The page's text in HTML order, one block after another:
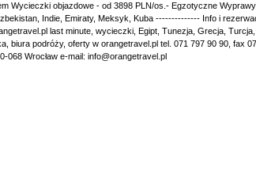
Wycieczki objazdowe - od 3898 PLN/os.- Egzotyczne
Indie, Emiraty, Meksyk, Kuba -------------- Info i
last minute, wycieczki, Egipt, Tunezja, Grecja, Turcja,
biura podróży, oferty w orangetravel.pl tel. 071 797 90 90, fax
068 Wrocław e-mail: info@orangetravel.pl